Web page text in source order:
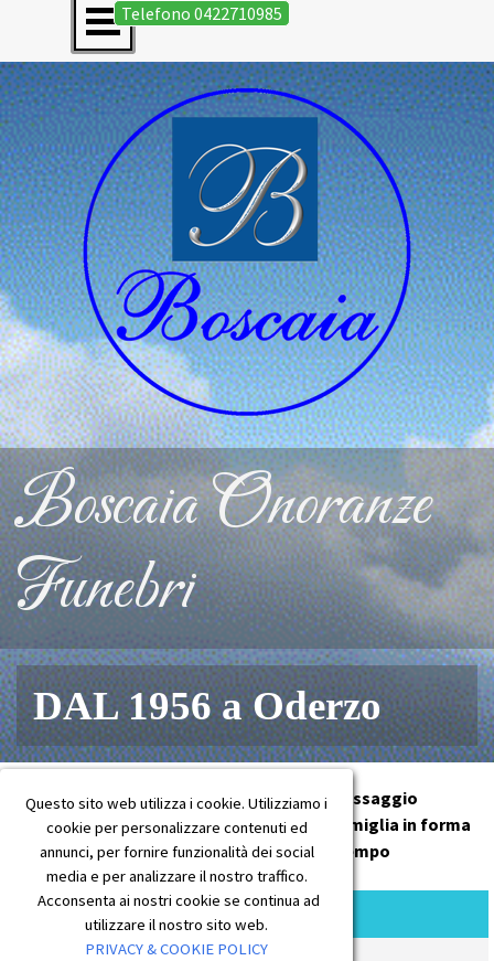
Questo sito web utilizza i cookie. Utilizziamo i
cookie per personalizzare contenuti ed
annunci, per fornire funzionalità dei social
media e per analizzare il nostro traffico.
Acconsenta ai nostri cookie se continua ad
utilizzare il nostro sito web.
PRIVACY & COOKIE POLICY
Vai ai contenuti Telefono 0422710985
Boscaia Onoranze
Funebri
DAL 1956 a Oderzo
Fai Sentire il Tuo Affetto con un messaggio
sarà nostra premura consegnarlo alla famiglia in forma
cartacea perché rimanga nel tempo
MESSAGGIO DI CORDOGLIO
NOME DEFUNTO O DEFUNTA-*